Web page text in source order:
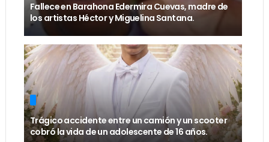
Fallece en Barahona Edermira Cuevas, madre de
los artistas Héctor y Miguelina Santana.
Trágico accidente entre un camión y un scooter
cobró la vida de un adolescente de 16 años.